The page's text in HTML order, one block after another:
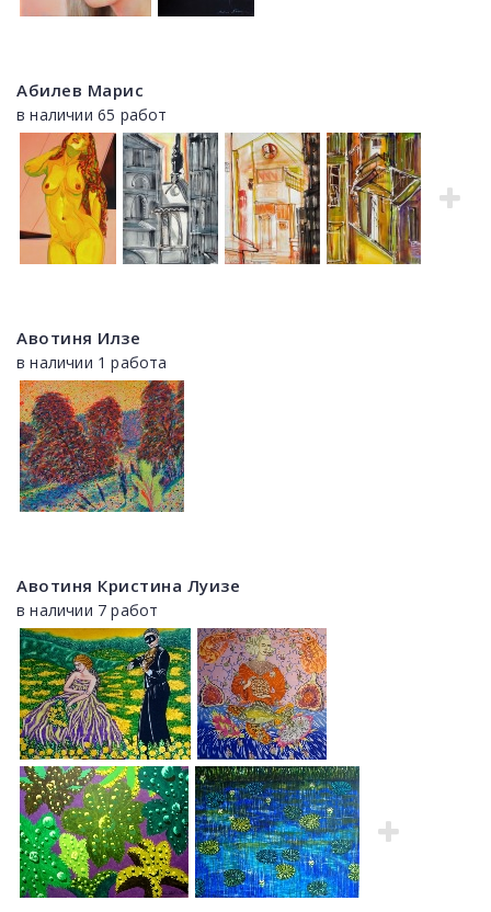
Абилев Марис
в наличии 65 работ
Авотиня Илзе
в наличии 1 работа
Авотиня Кристина Луизе
в наличии 7 работ